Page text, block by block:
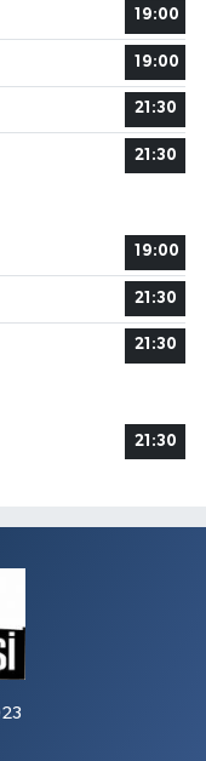
19:00
19:00
21:30
21:30
19:00
21:30
21:30
21:30